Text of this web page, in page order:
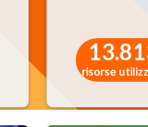
risorse